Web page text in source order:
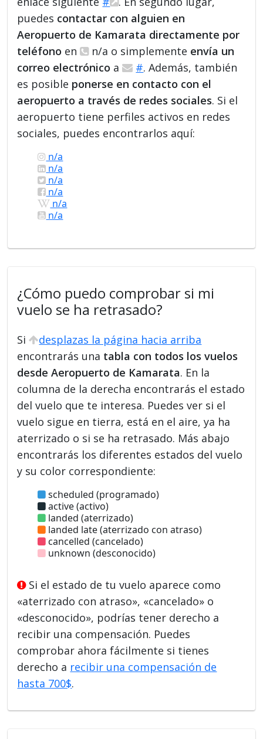
puedes contactar con alguien en
Aeropuerto de Kamarata directamente por
teléfono en n/a o simplemente envía un
correo electrónico a #. Además, también
es posible ponerse en contacto con el
aeropuerto a través de redes sociales. Si el
aeropuerto tiene perfiles activos en redes
sociales, puedes encontrarlos aquí:
n/a
n/a
n/a
n/a
n/a
n/a
¿Cómo puedo comprobar si mi
vuelo se ha retrasado?
Si
desplazas la página hacia arriba
encontrarás una tabla con todos los vuelos
desde Aeropuerto de Kamarata. En la
columna de la derecha encontrarás el estado
del vuelo que te interesa. Puedes ver si el
vuelo sigue en tierra, está en el aire, ya ha
aterrizado o si se ha retrasado. Más abajo
encontrarás los diferentes estados del vuelo
y su color correspondiente:
scheduled (programado)
active (activo)
landed (aterrizado)
landed late (aterrizado con atraso)
cancelled (cancelado)
unknown (desconocido)
Si el estado de tu vuelo aparece como
«aterrizado con atraso», «cancelado» o
«desconocido», podrías tener derecho a
recibir una compensación. Puedes
comprobar ahora fácilmente si tienes
derecho a recibir una compensación de
hasta 700$.